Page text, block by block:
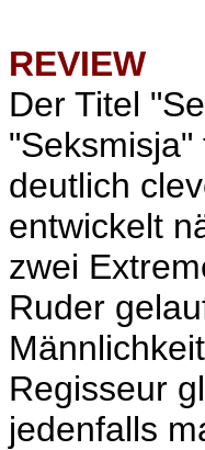
REVIEW
Der Titel
deutlich
entwickelt
zwei
Ruder
Regisseur
jedenfalls